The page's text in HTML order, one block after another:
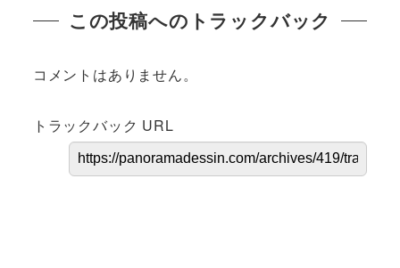
この投稿へのトラックバック
コメントはありません。
トラックバック URL